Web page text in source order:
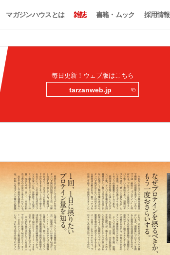
マガジンハウスとは 雑誌 書籍・ムック 採用情報
毎日更新！ウェブ版はこちら
tarzanweb.jp